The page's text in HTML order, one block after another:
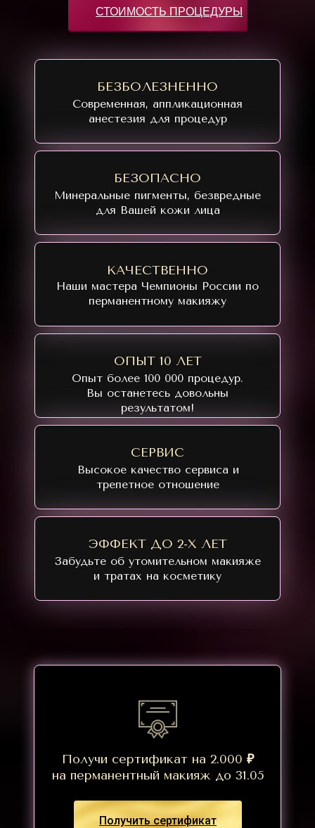
Современная, аппликационная
анестезия для процедур
БЕЗБОЛЕЗНЕННО
Минеральные пигменты, безвредные
для Вашей кожи лица
БЕЗОПАСНО
Опыт более 100 000 процедур.
Вы останетесь довольны
результатом!
ОПЫТ 10 ЛЕТ
Наши мастера Чемпионы России по
перманентному макияжу
КАЧЕСТВЕННО
Высокое качество сервиса и
трепетное отношение
СЕРВИС
Забудьте об утомительном макияже
и тратах на косметику
ЭФФЕКТ ДО 2-Х ЛЕТ
СТОИМОСТЬ ПРОЦЕДУРЫ
Получи сертификат на 2.000 ₽
на перманентный макияж до 31.05
Получить сертификат